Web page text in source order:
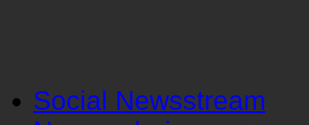
Social Newsstream